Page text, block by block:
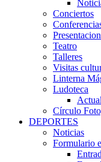
Conciertos
Teatro
Talleres
Visitas
Linterna
Ludoteca
Círculo
DEPORTES
Noticias
Formulario